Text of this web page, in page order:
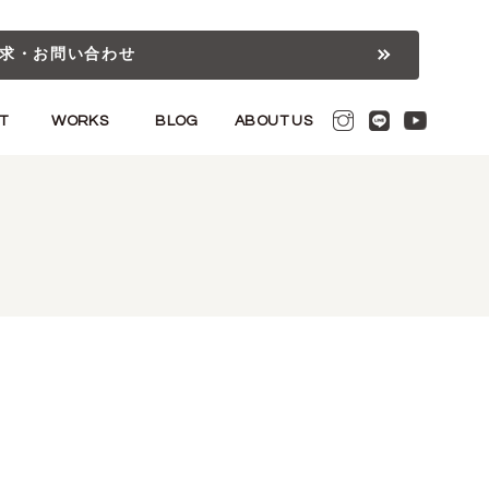
・お問い合わせ
WORKS BLOG ABOUT US